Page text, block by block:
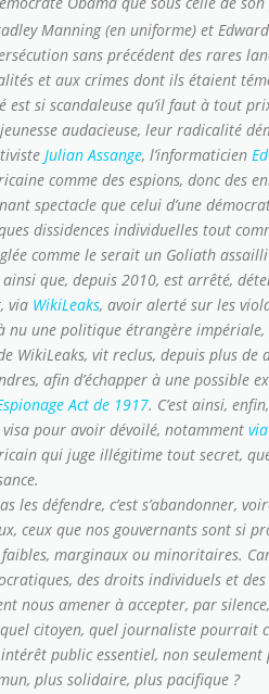
sans précédent des rares
et aux crimes dont ils étaient
est si scandaleuse qu’il faut à tout
audacieuse, leur radicalité
Julian Assange, l’informaticien
comme des espions, donc des
spectacle que celui d’une
dissidences individuelles tout
comme le serait un Goliath
ainsi que, depuis 2010, est arrêté,
via WikiLeaks, avoir alerté sur les
nu une politique étrangère impériale,
WikiLeaks, vit reclus, depuis plus de
afin d’échapper à une possible
Act de 1917. C’est ainsi,
visa pour avoir dévoilé, notamment via
qui juge illégitime tout secret,
les défendre, c’est s’abandonner,
ceux que nos gouvernants sont si
marginaux ou minoritaires.
des droits individuels et
nous amener à accepter, par
citoyen, quel journaliste pourrait
intérêt public essentiel, non
plus solidaire, plus pacifique ?